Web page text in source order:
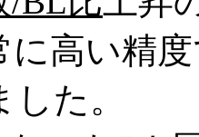
に高い精
た。